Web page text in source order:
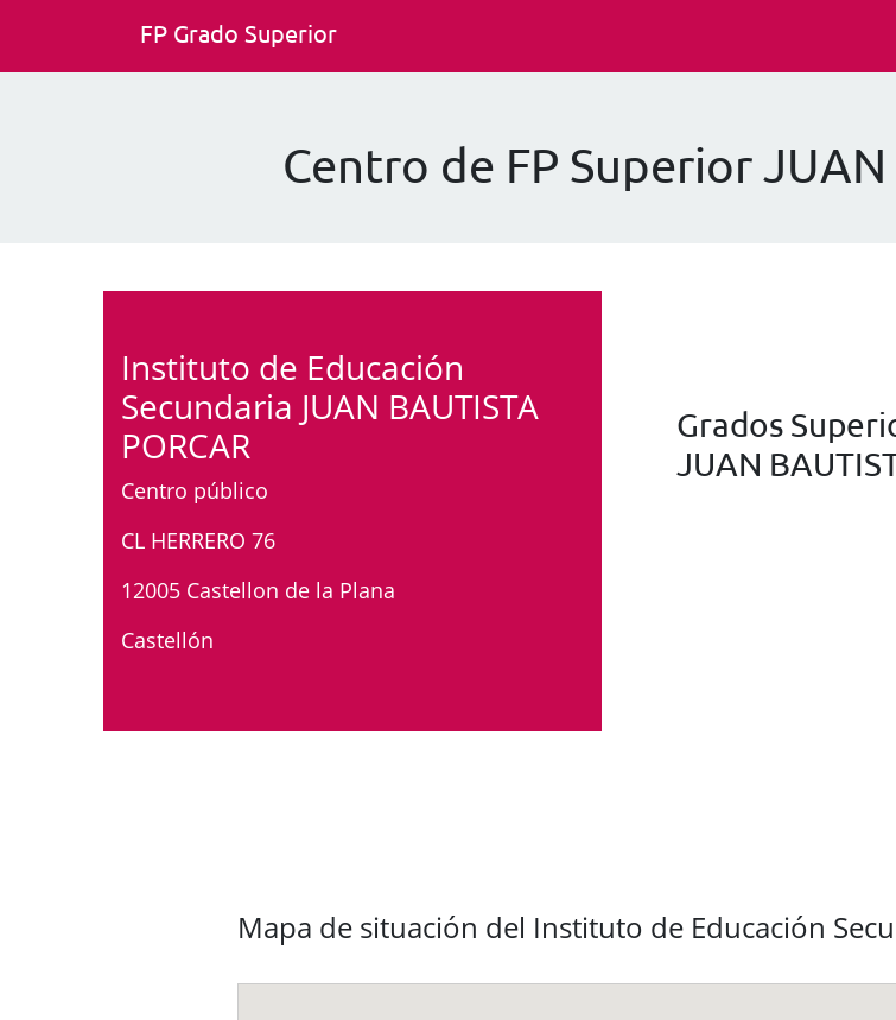
FP Grado Superior
Centro de FP Superior JUAN
Instituto de Educación
Secundaria JUAN BAUTISTA
PORCAR
Centro público
CL HERRERO 76
12005 Castellon de la Plana
Castellón
Grados
JUAN
Mapa de situación del Instituto de Educación